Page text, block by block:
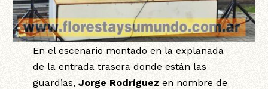
En el escenario montado en la explanada
de la entrada trasera donde están las
guardias, Jorge Rodríguez en nombre de